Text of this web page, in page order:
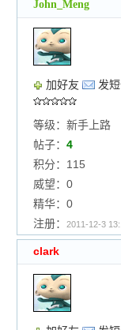
John_Meng
加好友 发
等级：新手上路
帖子： 4
积分：115
威望：0
精华：0
注册：
2011-12-3
clark